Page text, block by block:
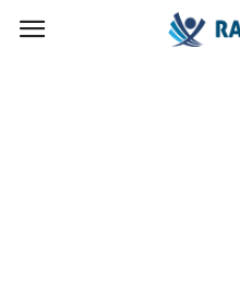
rajnet.pl